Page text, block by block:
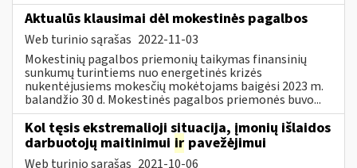
Aktualūs klausimai dėl mokestinės pagalbos
Web turinio sąrašas 2022-11-03
Mokestinių pagalbos priemonių taikymas finansinių
sunkumų turintiems nuo energetinės krizės
nukentėjusiems mokesčių mokėtojams baigėsi 2023 m.
balandžio 30 d. Mokestinės pagalbos priemonės buvo...
Kol tęsis ekstremalioji situacija, įmonių išlaidos
darbuotojų maitinimui ir pavežėjimui
Web turinio sąrašas 2021-10-06